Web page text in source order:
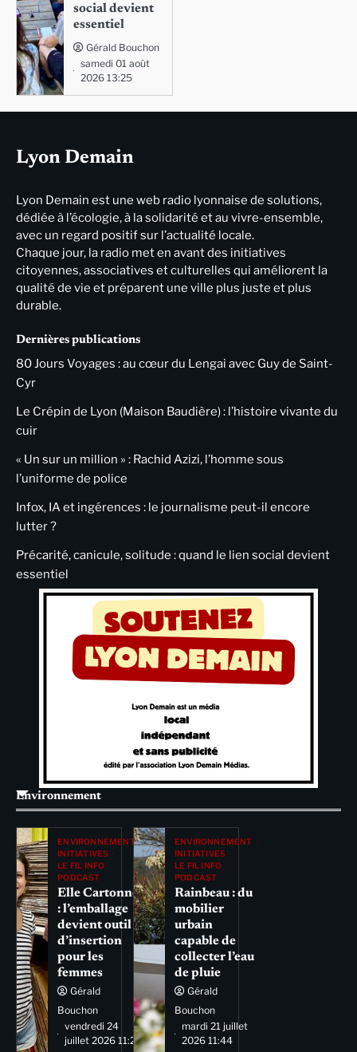
social devient
essentiel
Gérald Bouchon
samedi 01 août
2026 13:25
Lyon Demain
Lyon Demain est une web radio lyonnaise de solutions,
dédiée à l’écologie, à la solidarité et au vivre-ensemble,
avec un regard positif sur l’actualité locale.
Chaque jour, la radio met en avant des initiatives
citoyennes, associatives et culturelles qui améliorent la
qualité de vie et préparent une ville plus juste et plus
durable.
Dernières publications
80 Jours Voyages : au cœur du Lengai avec Guy de Saint-
Cyr
Le Crépin de Lyon (Maison Baudière) : l’histoire vivante du
cuir
« Un sur un million » : Rachid Azizi, l’homme sous
l’uniforme de police
Infox, IA et ingérences : le journalisme peut-il encore
lutter ?
Précarité, canicule, solitude : quand le lien social devient
essentiel
Environnement
ENVIRONNEMENT
INITIATIVES
LE FIL INFO
PODCAST
Elle Cartonne
: l’emballage
devient outil
d’insertion
pour les
femmes
Gérald
Bouchon
vendredi 24
juillet 2026 11:29
ENVIRONNEMENT
INITIATIVES
LE FIL INFO
PODCAST
Rainbeau : du
mobilier
urbain
capable de
collecter l’eau
de pluie
Gérald
Bouchon
mardi 21 juillet
2026 11:44